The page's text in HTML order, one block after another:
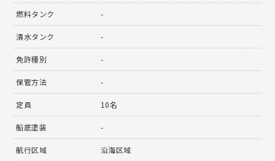
燃料タンク -
清水タンク -
免許種別 -
保管方法 -
定員 10名
船底塗装 -
航行区域 沿海区域